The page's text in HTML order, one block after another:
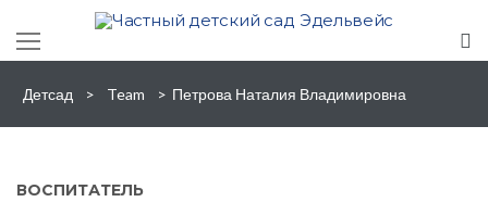
to
Детсад > Team > Петрова Наталия Владимировна
ВОСПИТАТЕЛЬ